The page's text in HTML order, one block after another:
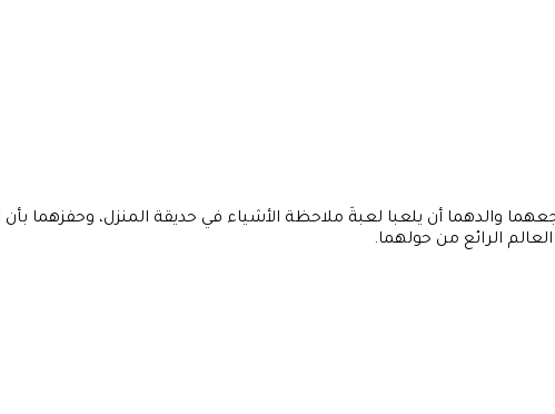
والدهما أن يلعبا لعبةَ ملاحظة الأشياء في حديقة المنزل،
الرائع من حولهما.